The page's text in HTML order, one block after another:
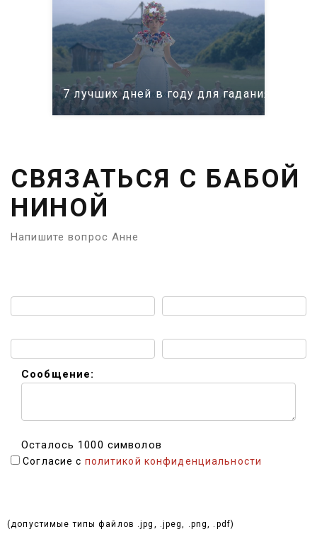
7 лучших дней в году для гадания:
СВЯЗАТЬСЯ С БАБОЙ
НИНОЙ
Напишите вопрос Анне
Сообщение:
Осталось 1000 символов
Согласие с политикой конфиденциальности
(допустимые типы файлов .jpg, .jpeg, .png, .pdf)